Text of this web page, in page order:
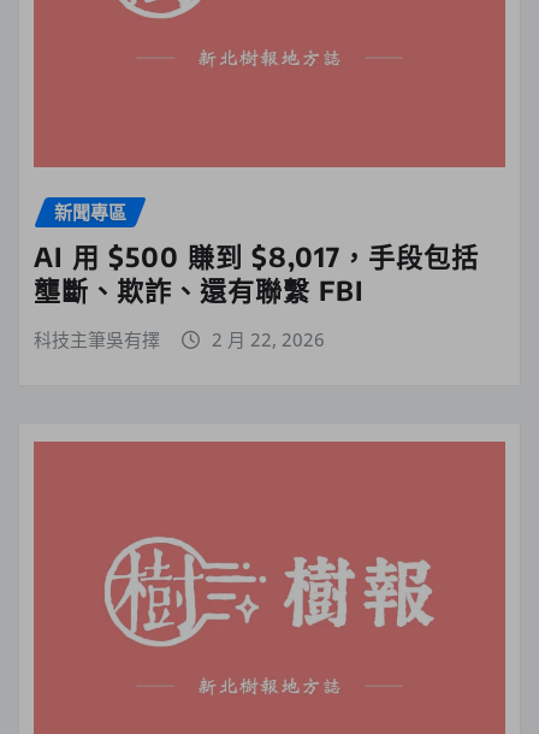
新聞專區
AI 用 $500 賺到 $8,017，手段包括
壟斷、欺詐、還有聯繫 FBI
科技主筆吳有擇 2 月 22, 2026